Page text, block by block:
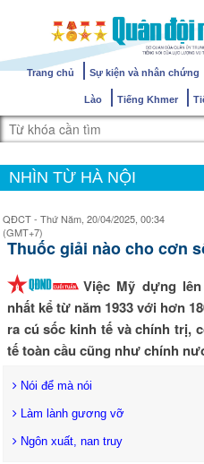
Trang chủ Sự kiện và nhân chứng
Lào Tiếng Khmer
NHÌN TỪ HÀ NỘI
QĐCT - Thứ Năm, 20/04/2025, 00:34
(GMT+7)
Thuốc giải nào cho cơn
Việc Mỹ dựng
nhất kể từ năm 1933 với hơn
ra cú sốc kinh tế và chính trị,
tế toàn cầu cũng như chính
Nói để mà nói
Làm lành gương vỡ
Ngôn xuất, nan truy